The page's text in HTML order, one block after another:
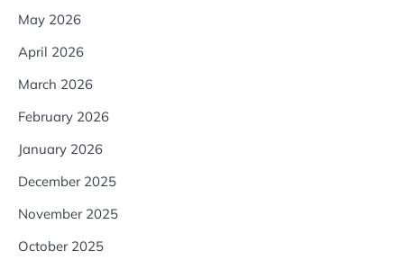
May 2026
April 2026
March 2026
February 2026
January 2026
December 2025
November 2025
October 2025